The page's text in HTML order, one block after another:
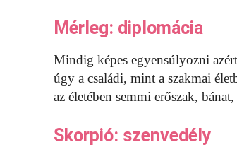
Mérleg: diplomácia
Mindig képes egyensúlyozni
úgy a családi, mint a szakmai
az életében semmi erőszak,
Skorpió: szenvedély